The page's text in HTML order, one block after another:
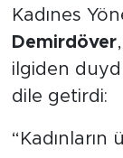
Kadınes
Demirdöver
ilgiden
dile getirdi: